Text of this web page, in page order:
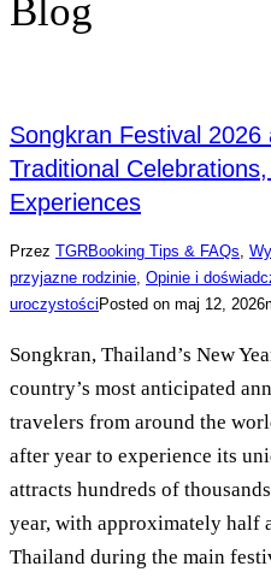
Blog
Songkran Festival
Traditional
Experiences
Przez TGRBooking Tips & FAQs,
przyjazne rodzinie, Opinie i
uroczystości Posted on maj 12, 2026
Songkran, Thailand’s New
country’s most anticipated
travelers from around the
after year to experience its
attracts hundreds of
year, with approximately half
Thailand during the main